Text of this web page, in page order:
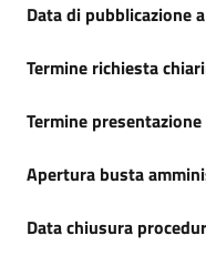
Data di pubblicazione
Termine richiesta
Termine
Apertura busta
Data chiusura